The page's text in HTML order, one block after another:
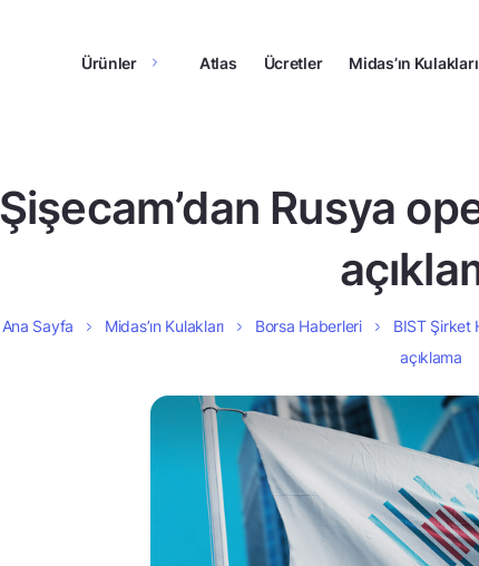
Ürünler Atlas Ücretler Midas’ın Kulakları
Şişecam’dan Rusya
Ana Sayfa Midas’ın Kulakları Borsa Haberleri BIST Şirket
açıklama